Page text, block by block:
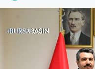
Bursaspor
Gündem
Sağlık
Son Dakika
Haber Arşivi